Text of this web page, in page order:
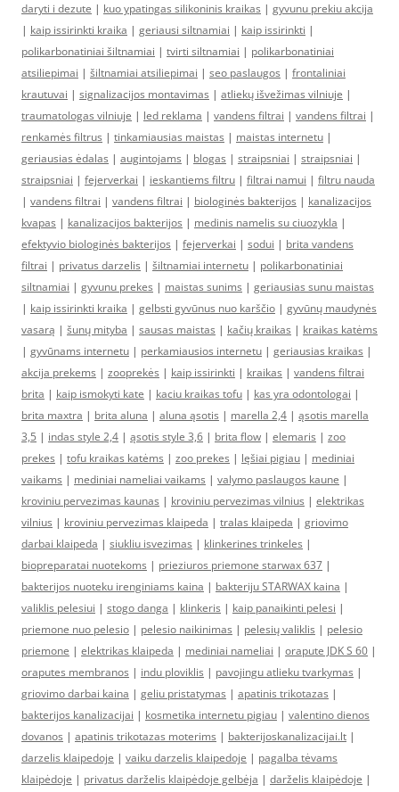
daryti i dezute | kuo ypatingas silikoninis kraikas | gyvunu prekiu akcija
| kaip issirinkti kraika | geriausi siltnamiai | kaip issirinkti |
polikarbonatiniai šiltnamiai | tvirti siltnamiai | polikarbonatiniai
atsiliepimai | šiltnamiai atsiliepimai | seo paslaugos | frontaliniai
krautuvai | signalizacijos montavimas | atliekų išvežimas vilniuje |
traumatologas vilniuje | led reklama | vandens filtrai | vandens filtrai |
renkamės filtrus | tinkamiausias maistas | maistas internetu |
geriausias ėdalas | augintojams | blogas | straipsniai | straipsniai |
straipsniai | fejerverkai | ieskantiems filtru | filtrai namui | filtru nauda
| vandens filtrai | vandens filtrai | biologinės bakterijos | kanalizacijos
kvapas | kanalizacijos bakterijos | medinis namelis su ciuozykla |
efektyvio biologinės bakterijos | fejerverkai | sodui | brita vandens
filtrai | privatus darzelis | šiltnamiai internetu | polikarbonatiniai
siltnamiai | gyvunu prekes | maistas sunims | geriausias sunu maistas
| kaip issirinkti kraika | gelbsti gyvūnus nuo karščio | gyvūnų maudynės
vasarą | šunų mityba | sausas maistas | kačių kraikas | kraikas katėms
| gyvūnams internetu | perkamiausios internetu | geriausias kraikas |
akcija prekems | zooprekės | kaip issirinkti | kraikas | vandens filtrai
brita | kaip ismokyti kate | kaciu kraikas tofu | kas yra odontologai |
brita maxtra | brita aluna | aluna ąsotis | marella 2,4 | ąsotis marella
3,5 | indas style 2,4 | ąsotis style 3,6 | brita flow | elemaris | zoo
prekes | tofu kraikas katėms | zoo prekes | lęšiai pigiau | mediniai
vaikams | mediniai nameliai vaikams | valymo paslaugos kaune |
kroviniu pervezimas kaunas | kroviniu pervezimas vilnius | elektrikas
vilnius | kroviniu pervezimas klaipeda | tralas klaipeda | griovimo
darbai klaipeda | siukliu isvezimas | klinkerines trinkeles |
biopreparatai nuotekoms | prieziuros priemone starwax 637 |
bakterijos nuoteku irenginiams kaina | bakteriju STARWAX kaina |
valiklis pelesiui | stogo danga | klinkeris | kaip panaikinti pelesi |
priemone nuo pelesio | pelesio naikinimas | pelesių valiklis | pelesio
priemone | elektrikas klaipeda | mediniai nameliai | orapute JDK S 60 |
oraputes membranos | indu ploviklis | pavojingu atlieku tvarkymas |
griovimo darbai kaina | geliu pristatymas | apatinis trikotazas |
bakterijos kanalizacijai | kosmetika internetu pigiau | valentino dienos
dovanos | apatinis trikotazas moterims | bakterijoskanalizacijai.lt |
darzelis klaipedoje | vaiku darzelis klaipedoje | pagalba tėvams
klaipėdoje | privatus darželis klaipėdoje gelbėja | darželis klaipėdoje |